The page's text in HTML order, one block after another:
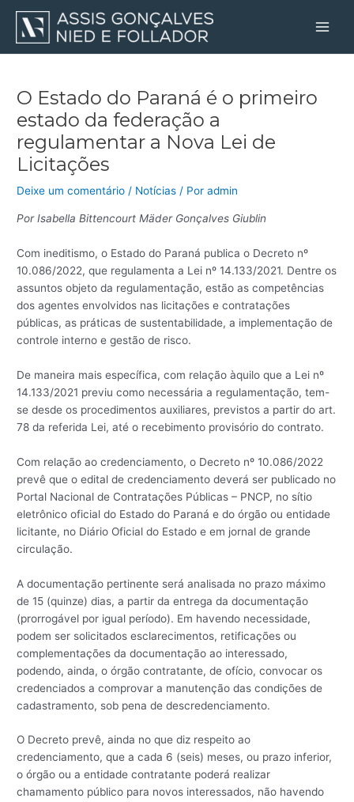
O Estado do Paraná é o primeiro
estado da federação a
regulamentar a Nova Lei de
Licitações
Deixe um comentário / Notícias / Poradmin
Por Isabella Bittencourt Mäder Gonçalves Giublin
Com ineditismo, o Estado do Paraná publica o Decreto nº
10.086/2022, que regulamenta a Lei nº 14.133/2021. Dentre os
assuntos objeto da regulamentação, estão as competências
dos agentes envolvidos nas licitações e contratações
públicas, as práticas de sustentabilidade, a implementação de
controle interno e gestão de risco.
De maneira mais específica, com relação àquilo que a Lei nº
14.133/2021 previu como necessária a regulamentação, tem-
se desde os procedimentos auxiliares, previstos a partir do art.
78 da referida Lei, até o recebimento provisório do contrato.
Com relação ao credenciamento, o Decreto nº 10.086/2022
prevê que o edital de credenciamento deverá ser publicado no
Portal Nacional de Contratações Públicas – PNCP, no sítio
eletrônico oficial do Estado do Paraná e do órgão ou entidade
licitante, no Diário Oficial do Estado e em jornal de grande
circulação.
A documentação pertinente será analisada no prazo máximo
de 15 (quinze) dias, a partir da entrega da documentação
(prorrogável por igual período). Em havendo necessidade,
podem ser solicitados esclarecimentos, retificações ou
complementações da documentação ao interessado,
podendo, ainda, o órgão contratante, de ofício, convocar os
credenciados a comprovar a manutenção das condições de
cadastramento, sob pena de descredenciamento.
O Decreto prevê, ainda no que diz respeito ao
credenciamento, que a cada 6 (seis) meses, ou prazo inferior,
o órgão ou a entidade contratante poderá realizar
chamamento público para novos interessados, não havendo
navigation